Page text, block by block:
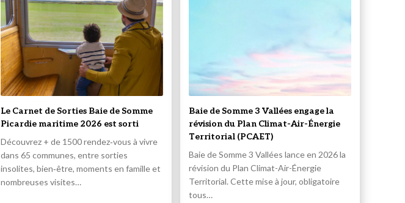
Le Carnet de Sorties Baie de Somme
Picardie maritime 2026 est sorti
Découvrez + de 1500 rendez‑vous à vivre
dans 65 communes, entre sorties
insolites, bien‑être, moments en famille et
nombreuses visites…
Baie de Somme 3 Vallées engage la
révision du Plan Climat-Air-Énergie
Territorial (PCAET)
Baie de Somme 3 Vallées lance en 2026 la
révision du Plan Climat-Air-Énergie
Territorial. Cette mise à jour, obligatoire
tous…